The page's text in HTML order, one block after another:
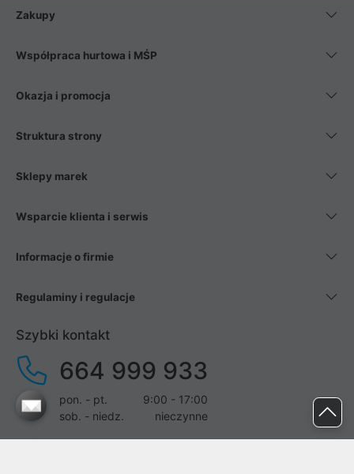
Zakupy
Współpraca hurtowa i MŚP
Okazja i promocja
Struktura strony
Sklepy marek
Wsparcie klienta i serwis
Informacje o firmie
Regulaminy i regulacje
Szybki kontakt
664 999 933
pon. - pt.
9:00 - 17:00
sob. - niedz.
nieczynne